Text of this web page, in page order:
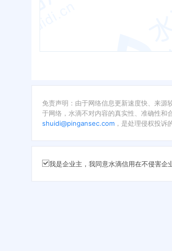
免责声明：由于网络信息更新速度快、来源
于网络，水滴不对内容的真实性、准确性和
shuidi@pingansec.com ，是处理侵权投
我是企业主，我同意水滴信用在不侵害企